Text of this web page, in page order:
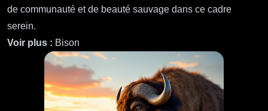
de communauté et de beauté sauvage dans ce cadre
serein.
Voir plus : Bison